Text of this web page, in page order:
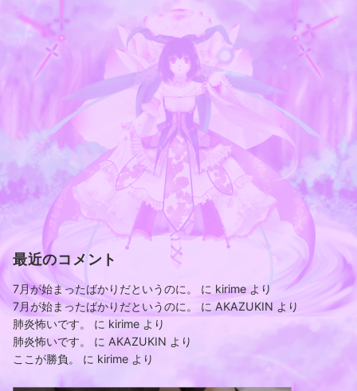
最近のコメント
7月が始まったばかりだというのに。 に kirimeより
7月が始まったばかりだというのに。
に AKAZUKIN より
肺炎怖いです。
に kirime より
肺炎怖いです。
に AKAZUKIN より
ここが勝負。
に kirime より